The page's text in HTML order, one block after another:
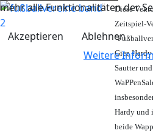
mehr alle Funktionalitäten der
Akzeptieren
Ablehnen
Weitere
Diese
Zeitspiel-
Gier,
Sautter
Hardy und
beide